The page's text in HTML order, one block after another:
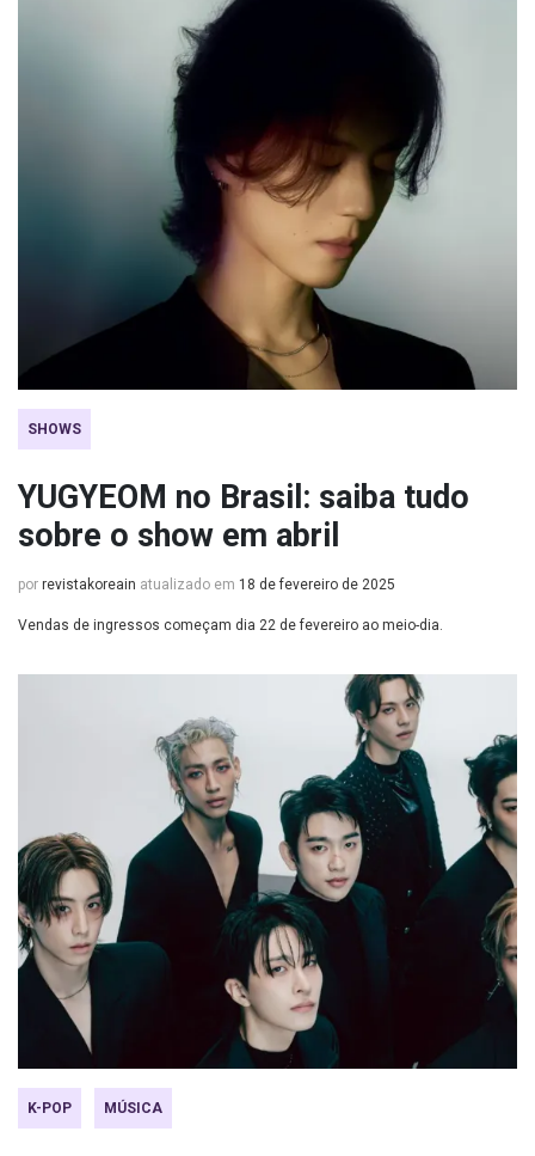
SHOWS
YUGYEOM no Brasil: saiba tudo
sobre o show em abril
por revistakoreain atualizado em 18 de fevereiro de 2025
Vendas de ingressos começam dia 22 de fevereiro ao meio-dia.
K-POP MÚSICA